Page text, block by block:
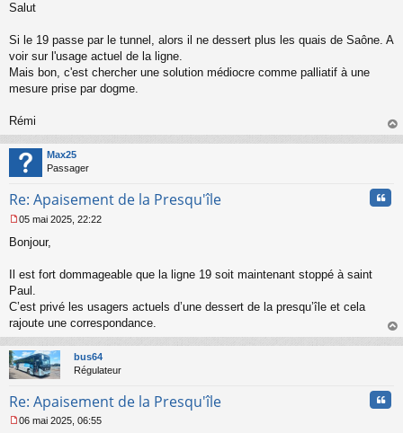
e
s
a
g
e
n
n
u
Salut
Si le 19 passe par le tunnel, alors il ne dessert plus les quais de Saône. A
voir sur l'usage actuel de la ligne.
Mais bon, c'est chercher une solution médiocre comme palliatif à une
mesure prise par dogme.
Rémi
au
Max25
Passager
Re: Apaisement de la Presqu'île
e
g
e
n
o
n
l
u
05 mai 2025, 22:22
Bonjour,
Il est fort dommageable que la ligne 19 soit maintenant stoppé à saint
Paul.
C’est privé les usagers actuels d’une dessert de la presqu’île et cela
rajoute une correspondance.
au
bus64
Régulateur
Re: Apaisement de la Presqu'île
06 mai 2025, 06:55